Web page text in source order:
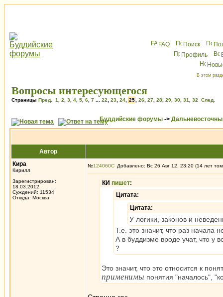
FAQ Поиск
Профиль
В этом
Вопросы интересующегося
Страницы Пред. 1 2 3 4 5 6 7 22 23 24 25 26 27 28 29 30 31 32 След.
Буддийские форумы ->
Автор
Кира
Кирилл
Зарегистрирован:
18.03.2012
Суждений: 11534
Откуда: Москва
№124060 Добавлено: Вс 26 Авг 12, 23:20 (14 лет
КИ пишет:
Цитата:
Цитата:
У логики, законов и
Т.е. это значит, что раз начала
А в буддизме вроде учат, что у
?
Это значит, что это относится к
применимы понятия "началось",